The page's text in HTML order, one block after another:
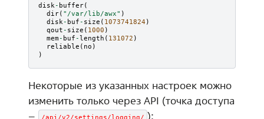
disk - buffer(
dir( "/var/lib/awx" )
disk - buf - size ( 1073741824 )
qout - size ( 1000 )
mem - buf -length ( 131072 )
reliable ( no )
)
Некоторые из указанных настроек можно
изменить только через API (точка доступа
–
/api/v2/settings/logging/ ):